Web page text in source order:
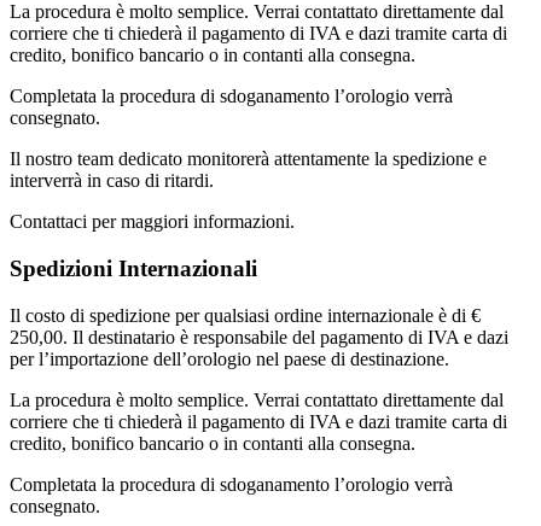
La procedura è molto semplice. Verrai contattato direttamente dal
corriere che ti chiederà il pagamento di IVA e dazi tramite carta di
credito, bonifico bancario o in contanti alla consegna.
Completata la procedura di sdoganamento l’orologio verrà
consegnato.
Il nostro team dedicato monitorerà attentamente la spedizione e
interverrà in caso di ritardi.
Contattaci per maggiori informazioni.
Spedizioni Internazionali
Il costo di spedizione per qualsiasi ordine internazionale è di €
250,00. Il destinatario è responsabile del pagamento di IVA e dazi
per l’importazione dell’orologio nel paese di destinazione.
La procedura è molto semplice. Verrai contattato direttamente dal
corriere che ti chiederà il pagamento di IVA e dazi tramite carta di
credito, bonifico bancario o in contanti alla consegna.
Completata la procedura di sdoganamento l’orologio verrà
consegnato.